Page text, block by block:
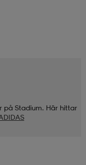
på Stadium. Här hittar